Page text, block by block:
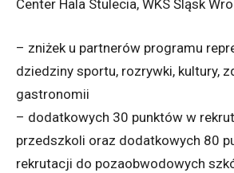
Center Hala Stulecia, WKS Śląsk
– zniżek u partnerów programu
dziedziny sportu, rozrywki, kultury,
gastronomii
– dodatkowych 30 punktów w
przedszkoli oraz dodatkowych 80
rekrutacji do pozaobwodowych